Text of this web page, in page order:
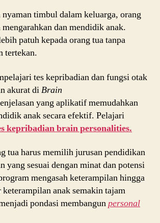
nyaman timbul dalam keluarga, orang
dan mendidik anak.
patuh kepada orang tua tanpa
tertekan.
tes kepribadian dan fungsi otak
akurat diBrain
yang aplikatif memudahkan
anak secara efektif. Pelajari
kepribadian brain personalities.
tua harus memilih jurusan pendidikan
yang sesuai dengan minat dan potensi
mengasah keterampilan hingga
keterampilan anak semakin tajam
pondasi membangunpersonal